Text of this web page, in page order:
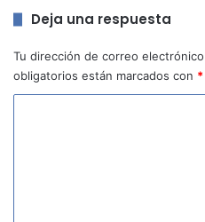
Deja una respuesta
Tu dirección de correo
obligatorios están marcados con *